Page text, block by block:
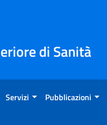
di Sanità
Servizi Pubblicazioni